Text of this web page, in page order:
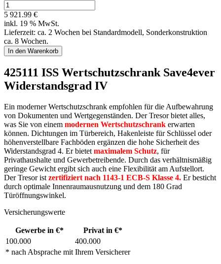
5 921.99 €
inkl. 19 % MwSt.
Lieferzeit: ca. 2 Wochen bei Standardmodell, Sonderkonstruktion
ca. 8 Wochen.
425111 ISS Wertschutzschrank Save4ever
Widerstandsgrad IV
Ein moderner Wertschutzschrank empfohlen für die Aufbewahrung
von Dokumenten und Wertgegenständen. Der Tresor bietet alles,
was Sie von einem modernen Wertschutzschrank erwarten
können. Dichtungen im Türbereich, Hakenleiste für Schlüssel oder
höhenverstellbare Fachböden ergänzen die hohe Sicherheit des
Widerstandsgrad 4. Er bietet maximalem Schutz, für
Privathaushalte und Gewerbetreibende. Durch das verhältnismäßig
geringe Gewicht ergibt sich auch eine Flexibilität am Aufstellort.
Der Tresor ist zertifiziert nach 1143-1 ECB-S Klasse 4. Er besticht
durch optimale Innenraumausnutzung und dem 180 Grad
Türöffnungswinkel.
Versicherungswerte
Gewerbe in €* Privat in €*
* nach Absprache mit Ihrem Versicherer
100.000 400.000